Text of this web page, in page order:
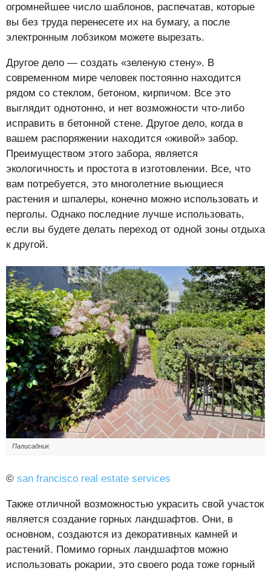
огромнейшее число шаблонов, распечатав, которые
вы без труда перенесете их на бумагу, а после
электронным лобзиком можете вырезать.
Другое дело — создать «зеленую стену». В
современном мире человек постоянно находится
рядом со стеклом, бетоном, кирпичом. Все это
выглядит однотонно, и нет возможности что-либо
исправить в бетонной стене. Другое дело, когда в
вашем распоряжении находится «живой» забор.
Преимуществом этого забора, является
экологичность и простота в изготовлении. Все, что
вам потребуется, это многолетние вьющиеся
растения и шпалеры, конечно можно использовать и
перголы. Однако последние лучше использовать,
если вы будете делать переход от одной зоны отдыха
к другой.
Палисадник
© san francisco real estate services
Также отличной возможностью украсить свой участок
является создание горных ландшафтов. Они, в
основном, создаются из декоративных камней и
растений. Помимо горных ландшафтов можно
использовать рокарии, это своего рода тоже горный